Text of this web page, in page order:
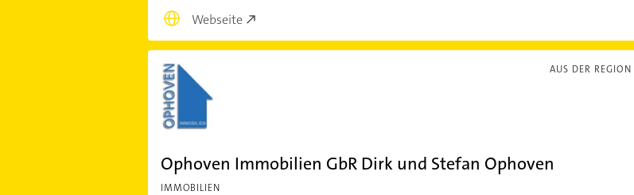
Webseite
AUS DER REGION
Ophoven Immobilien GbR Dirk und Stefan Ophoven
IMMOBILIEN